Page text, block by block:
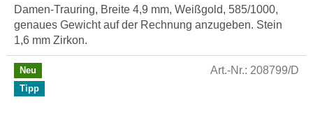
Damen-Trauring, Breite 4,9 mm, Weißgold, 585/1000,
genaues Gewicht auf der Rechnung anzugeben. Stein
1,6 mm Zirkon.
Neu
Tipp
Art.-Nr.: 208799/D